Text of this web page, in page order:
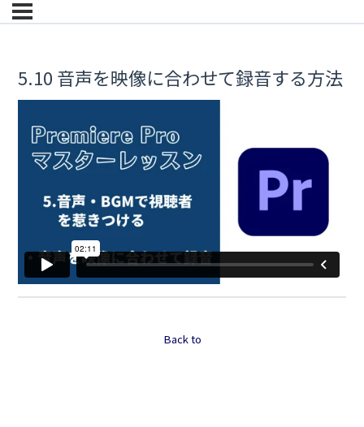
5.10 音声を映像に合わせて録音する方法
Back to